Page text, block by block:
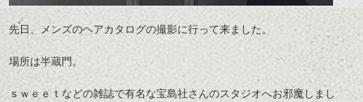
先日、メンズのヘアカタログの撮影に行って来ました。
場所は半蔵門。
ｓｗｅｅｔなどの雑誌で有名な宝島社さんのスタジオへお邪魔しまし